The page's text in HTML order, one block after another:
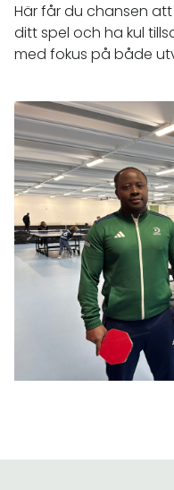
Här får du chansen
ditt spel och ha kul
med fokus på både